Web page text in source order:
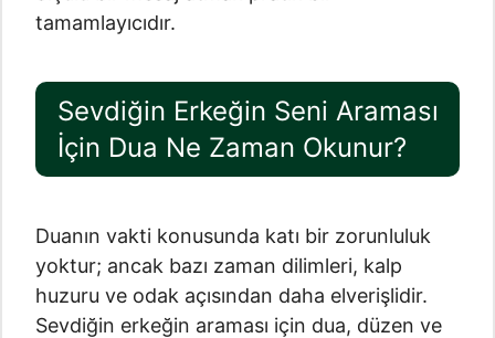
tamamlayıcıdır.
Sevdiğin Erkeğin Seni Araması
İçin Dua Ne Zaman Okunur?
Duanın vakti konusunda katı bir zorunluluk
yoktur; ancak bazı zaman dilimleri, kalp
huzuru ve odak açısından daha elverişlidir.
Sevdiğin erkeğin araması için dua, düzen ve